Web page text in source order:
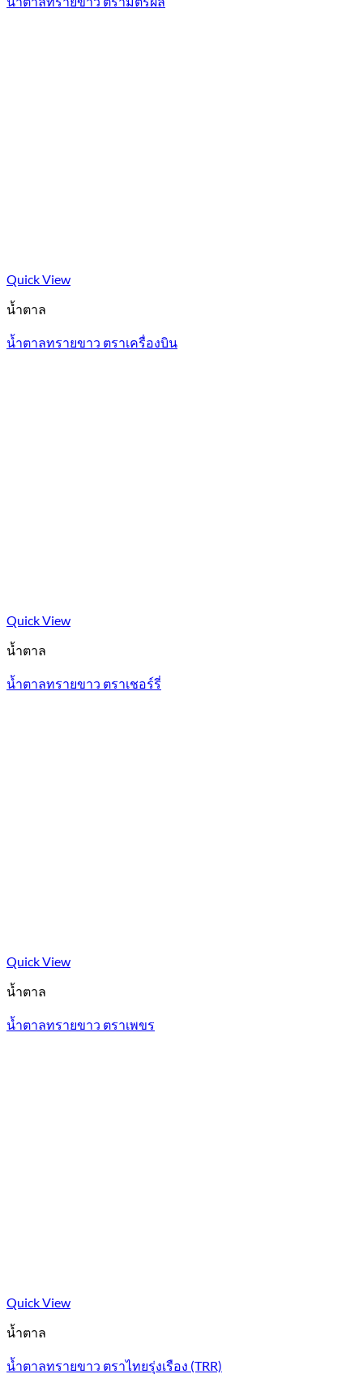
Quick View
น้ำตาล
น้ำตาลทรายขาว ตราเครื่องบิน
Quick View
น้ำตาล
น้ำตาลทรายขาว ตราเชอร์รี่
Quick View
น้ำตาล
น้ำตาลทรายขาว ตราเพขร
Quick View
น้ำตาล
น้ำตาลทรายขาว ตราไทยรุ่งเรือง (TRR)